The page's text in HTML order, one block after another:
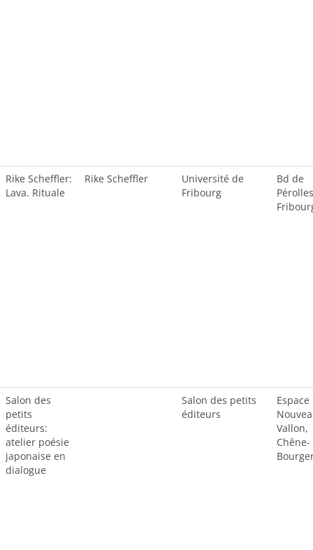
Rike Scheffler:
Lava. Rituale
Rike Scheffler
Université de
Fribourg
Bd de
Salon des
petits
éditeurs:
atelier poésie
japonaise en
dialogue
Salon des petits
éditeurs
Espace
Vallon,
Chêne-